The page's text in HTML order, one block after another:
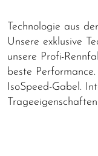
Technologie aus
Unsere exklusive
unsere Profi-
beste
IsoSpeed-Gabel.